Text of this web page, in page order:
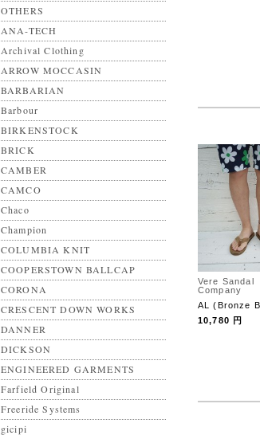
OTHERS
ANA-TECH
Archival Clothing
ARROW MOCCASIN
BARBARIAN
Barbour
BIRKENSTOCK
BRICK
CAMBER
CAMCO
Chaco
Champion
COLUMBIA KNIT
COOPERSTOWN BALLCAP
CORONA
CRESCENT DOWN WORKS
DANNER
DICKSON
ENGINEERED GARMENTS
Farfield Original
Freeride Systems
gicipi
Vere Sandal
Company
AL (Bronze
10,780 円